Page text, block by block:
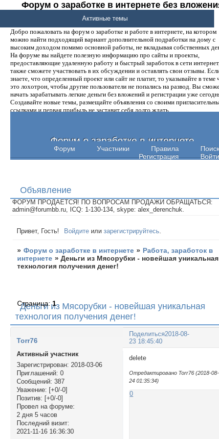
Форум о заработке в интернете без
денег.
Добро пожаловать на форум о заработке и работе в интернете, на котором
можно найти подходящий вариант дополнительной подработки на дому с
высоким доходом помимо основной работы, не вкладывая собственных
На форуме вы найдете полезную информацию про сайты и проекты,
предоставляющие удаленную работу и быстрый заработок в сети
также сможете участвовать в их обсуждении и оставлять свои отзывы.
знаете, что определенный проект или сайт не платит, то указывайте в теме
это лохотрон, чтобы другие пользователи не попались на развод. Вы
начать зарабатывать легкие деньги без вложений и регистрации уже
Создавайте новые темы, размещайте объявления со своими
ссылками и первая прибыль не заставит себя долго ждать.
Форум о заработке в интернете
Форум Участники Правила
Поиск
Регистрация
Войти
Активные темы
Объявление
ФОРУМ ПРОДАЕТСЯ! ПО ВОПРОСАМ ПРОДАЖИ ОБРАЩАТЬСЯ:
admin@forumbb.ru, ICQ: 1-130-134, skype: alex_derenchuk.
Привет, Гость! Войдите илизарегистрируйтесь
» Форум о заработке в интернете » Работа, заработок в
интернете »Деньги из Мясорубки - новейшая уникальная
технология получения денег!
Деньги из Мясорубки - новейшая уникальная
технология получения денег!
Страница:1
Поделиться2018-08-
23 18:45:40
Torr76
Активный участник
Зарегистрирован: 2018-03-06
Приглашений: 0
Сообщений: 387
Уважение: [+0/-0]
Позитив: [+0/-0]
Провел на форуме:
2 дня 5 часов
Последний визит:
2021-11-16 16:36:30
delete
Отредактировано Torr76 (2018-08-
24 01:35:34)
0